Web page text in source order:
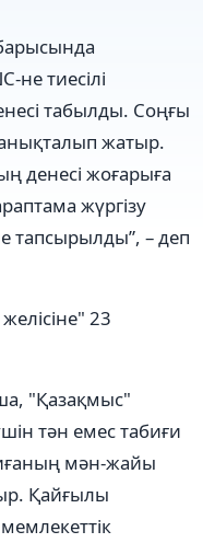
тиесілі
табылды. Соңғы
жатыр.
денесі жоғарыға
жүргізу
тапсырылды”, – деп
23
"Қазақмыс"
тән емес табиғи
мән-жайы
Қайғылы